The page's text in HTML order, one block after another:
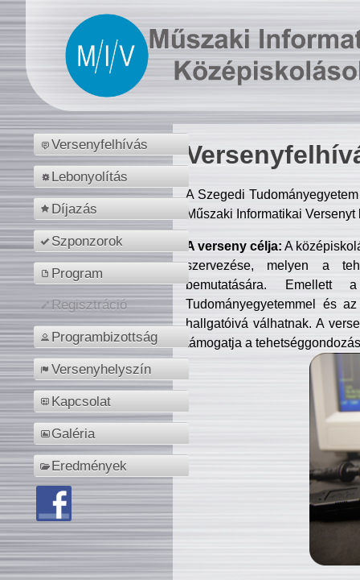
Versenyfelhívás
Lebonyolítás
Díjazás
Szponzorok
Program
Regisztráció
Programbizottság
Versenyhelyszín
Kapcsolat
Galéria
Eredmények
A Szegedi
Műszaki Informatikai
A verseny célja: A
szervezése, melyen a
bemutatására. Emellett
Tudományegyetemmel és
hallgatóivá válhatnak. A
támogatja a